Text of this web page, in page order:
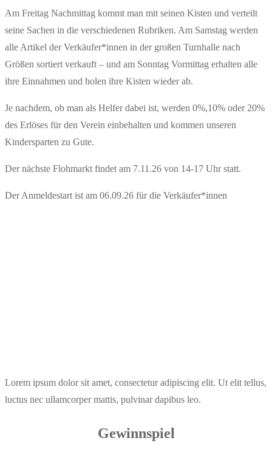
Am Freitag Nachmittag kommt man mit seinen Kisten und verteilt
seine Sachen in die verschiedenen Rubriken. Am Samstag werden
alle Artikel der Verkäufer*innen in der großen Turnhalle nach
Größen sortiert verkauft – und am Sonntag Vormittag erhalten alle
ihre Einnahmen und holen ihre Kisten wieder ab.
Je nachdem, ob man als Helfer dabei ist, werden 0%,10% oder 20%
des Erlöses für den Verein einbehalten und kommen unseren
Kindersparten zu Gute.
Der nächste Flohmarkt findet am 7.11.26 von 14-17 Uhr statt.
Der Anmeldestart ist am 06.09.26 für die Verkäufer*innen
Lorem ipsum dolor sit amet, consectetur adipiscing elit. Ut elit tellus,
luctus nec ullamcorper mattis, pulvinar dapibus leo.
Gewinnspiel